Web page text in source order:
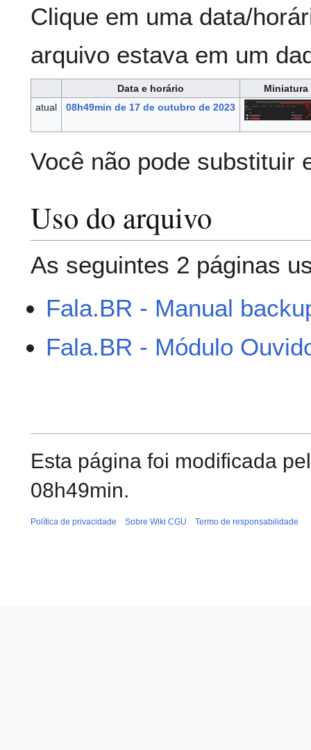
Clique em uma data/
arquivo estava em um
Data e horário
Miniatura
atual
08h49min de 17 de outubro de 2023
Você não pode substituir
Uso do arquivo
As seguintes 2 páginas
Fala.BR - Manual
Fala.BR - Módulo
Esta página foi modificada
08h49min.
Política de privacidade Sobre Wiki CGU Termo de responsabilidade